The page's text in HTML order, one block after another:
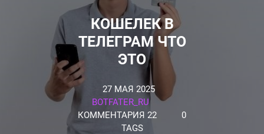
КОШЕЛЕК В
ТЕЛЕГРАМ ЧТО
ЭТО
27 МАЯ 2025
BOTFATER_RU
КОММЕНТАРИЯ 22
0
TAGS